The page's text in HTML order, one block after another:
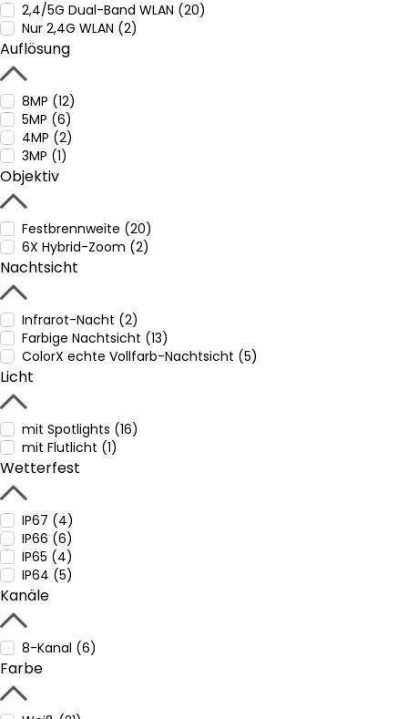
2,4/5G Dual-Band WLAN (20)
Nur 2,4G WLAN (2)
Auflösung
8MP (12)
5MP (6)
4MP (2)
3MP (1)
Objektiv
Festbrennweite (20)
6X Hybrid-Zoom (2)
Nachtsicht
Infrarot-Nacht (2)
Farbige Nachtsicht (13)
ColorX echte Vollfarb-Nachtsicht (5)
Licht
mit Spotlights (16)
mit Flutlicht (1)
Wetterfest
IP67 (4)
IP66 (6)
IP65 (4)
IP64 (5)
Kanäle
8-Kanal (6)
Farbe